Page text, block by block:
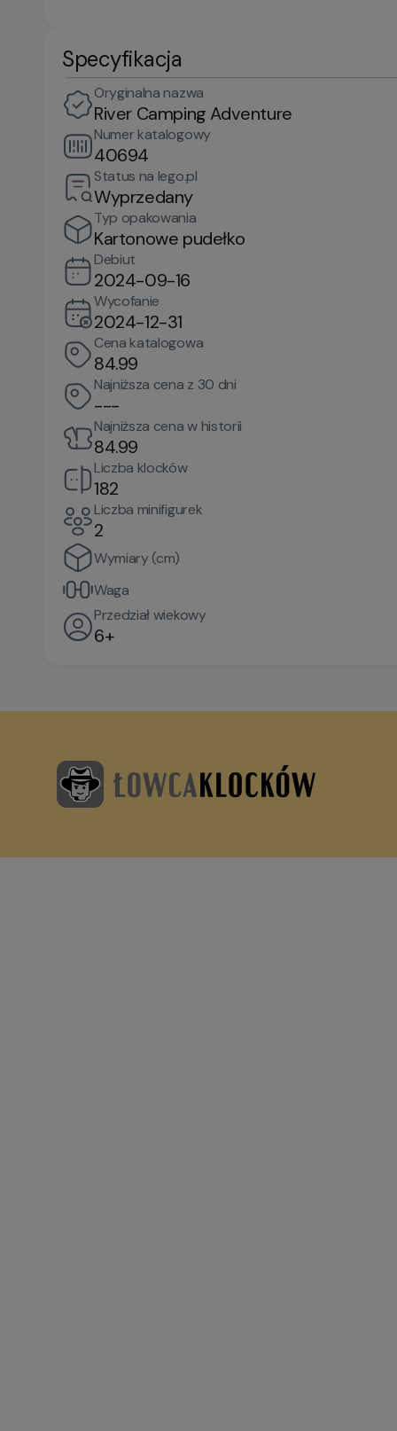
Specyfikacja
Oryginalna nazwa
River Camping Adventure
Numer katalogowy
40694
Status na lego.pl
Wyprzedany
Typ opakowania
Kartonowe pudełko
Debiut
2024-09-16
Wycofanie
2024-12-31
Cena katalogowa
84.99
Najniższa cena z 30 dni
---
Najniższa cena w historii
84.99
Liczba klocków
182
Liczba minifigurek
2
Wymiary (cm)
Waga
Przedział wiekowy
6+